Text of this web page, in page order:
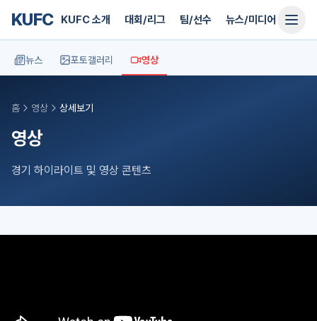
KUFC KUFC 소개 대회/리그 팀/선수 뉴스/미디어 지원
뉴스 포토갤러리 영상
홈 영상 상세보기
영상
경기 하이라이트 및 영상 콘텐츠